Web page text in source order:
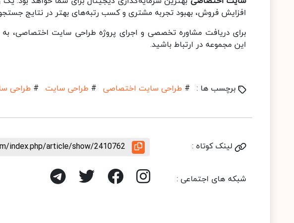
افزایش فروش، بهبود تجربه مشتری و کسب رتبه‌های بهتر در نتایج
برای دریافت مشاوره تخصصی و اجرای پروژه طراحی سایت اختصاصی،
این مجموعه در ارتباط باشید.
برچسب ها : # طراحی سایت اختصاصی # طراحی سایت # طراحی
لینک کوتاه : index.php/article/show/2410762
شبکه های اجتماعی :